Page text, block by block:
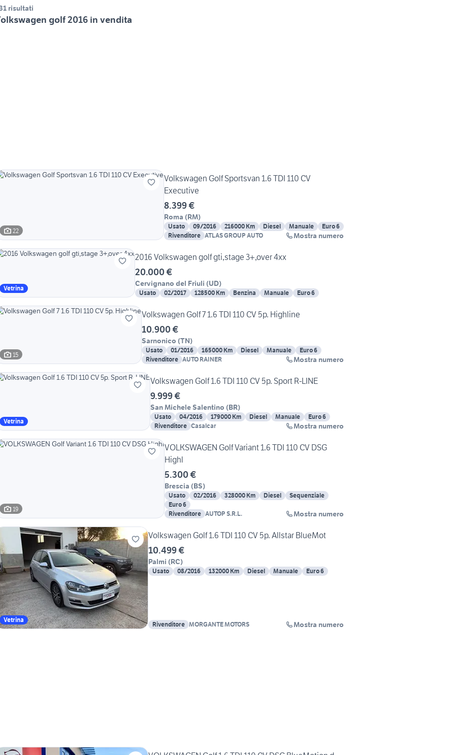
risultati
golf 2016 in vendita
22
Volkswagen Golf Sportsvan 1.6 TDI 110 CV
Executive
8.399 €
Roma (RM)
Usato 09/2016 216000 Km Diesel Manuale
Euro 6
Rivenditore ATLAS GROUP AUTO Mostra numero
Vetrina
2016 Volkswagen golf gti,stage 3+,over 4xx
20.000 €
Cervignano del Friuli (UD)
Usato 02/2017 128500 Km Benzina Manuale Euro 6
15
Volkswagen Golf 7 1.6 TDI 110 CV 5p. Highline
10.900 €
Sarnonico (TN)
Usato 01/2016 165000 Km Diesel Manuale
Euro 6
Rivenditore AUTO RAINER Mostra numero
Vetrina
Volkswagen Golf 1.6 TDI 110 CV 5p. Sport R-LINE
9.999 €
San Michele Salentino (BR)
Usato 04/2016 179000 Km Diesel Manuale
Euro 6
Rivenditore Casalcar Mostra numero
19
VOLKSWAGEN Golf Variant 1.6 TDI 110 CV DSG
Highl
5.300 €
Brescia (BS)
Usato 02/2016 328000 Km Diesel
Sequenziale
Euro 6
Rivenditore AUTOP S.R.L. Mostra numero
Vetrina
Volkswagen Golf 1.6 TDI 110 CV 5p. Allstar BlueMot
10.499 €
Palmi (RC)
Usato 08/2016 132000 Km Diesel Manuale Euro 6
Rivenditore MORGANTE MOTORS Mostra numero